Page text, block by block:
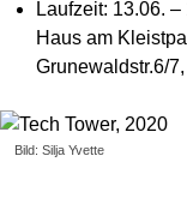
Bild: Silja Yvette
Laufzeit: 13.06.
Haus am
Grunewaldstr.6/